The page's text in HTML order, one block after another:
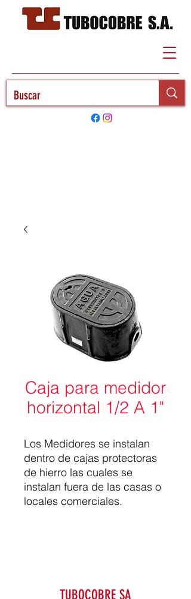
Caja para medidor
horizontal 1/2 A 1"
Los Medidores se instalan
dentro de cajas protectoras
de hierro las cuales se
instalan fuera de las casas o
locales comerciales.
TUBOCOBRE SA